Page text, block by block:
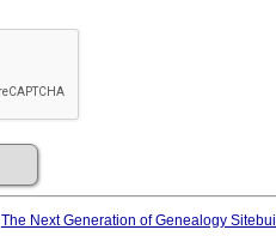
The Next Generation of Genealogy